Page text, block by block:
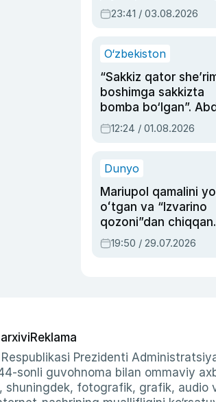
ayolga sud hukmi
23:41 / 03.08.2026
O‘zbekiston
“Sakkiz qator
boshimga sakkizta
bomba bo‘lgan”.
Oripovni siyosiy
ayblovlardan asrab
12:24 / 01.08.2026
Dunyo
Mariupol qamalini
oʻtgan va “Izvarino
qozoni”dan chiqqan
qahramon — Ukraina
armiyasi bosh
19:50 / 29.07.2026
Reklama
Prezidenti
sonli guvohnoma bilan ommaviy
shuningdek, fotografik, grafik, audio